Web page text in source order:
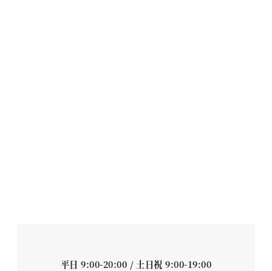
平日 9:00-20:00 / 土日祝 9:00-19:00